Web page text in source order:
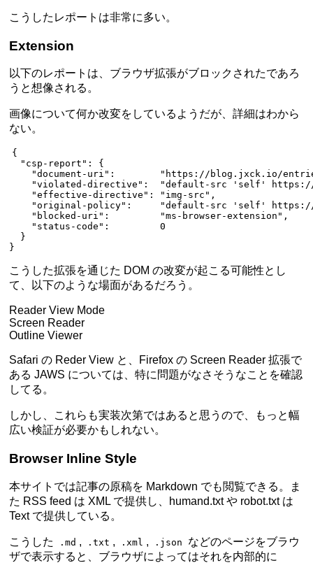
こうしたレポートは非常に多い。
Extension
以下のレポートは、ブラウザ拡張がブロックされたであろ
うと想像される。
画像について何か改変をしているようだが、詳細はわから
ない。
{
  "csp-report"
: {
    "document-uri"
:
"https://blog.jxck.io/
    "violated-directive"
:
"default-src 'self'
    "effective-directive"
: "img-src" ,
    "original-policy"
:
"default-src 'self'
    "blocked-uri"
: "ms-browser-extension" ,
    "status-code"
: 0
  }
}
こうした拡張を通じた DOM の改変が起こる可能性とし
て、以下のような場面があるだろう。
Reader View Mode
Screen Reader
Outline Viewer
Safari の Reder View と、Firefox の Screen Reader 拡張で
ある JAWS については、特に問題がなさそうなことを確認
してる。
しかし、これらも実装次第ではあると思うので、もっと幅
広い検証が必要かもしれない。
Browser Inline Style
本サイトでは記事の原稿を Markdown でも閲覧できる。ま
た RSS feed は XML で提供し、humand.txt や robot.txt は
Text で提供している。
こうした .md , .txt , .xml , .json
などのページをブラウ
ザで表示すると、ブラウザによってはそれを内部的に